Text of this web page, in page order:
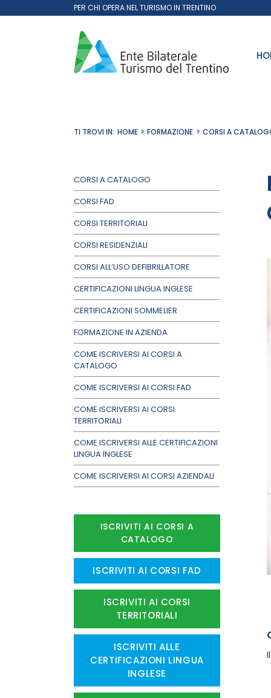
al
PER CHI OPERA NEL TURISMO IN TRENTINO
TI TROVI IN: HOME FORMAZIONE CORSI A
CORSI A CATALOGO
CORSI FAD
CORSI TERRITORIALI
CORSI RESIDENZIALI
CORSI ALL’USO DEFIBRILLATORE
CERTIFICAZIONI LINGUA INGLESE
CERTIFICAZIONI SOMMELIER
FORMAZIONE IN AZIENDA
COME ISCRIVERSI AI CORSI A
CATALOGO
COME ISCRIVERSI AI CORSI FAD
COME ISCRIVERSI AI CORSI
TERRITORIALI
COME ISCRIVERSI ALLE CERTIFICAZIONI
LINGUA INGLESE
COME ISCRIVERSI AI CORSI AZIENDALI
ISCRIVITI AI CORSI A
CATALOGO
ISCRIVITI AI CORSI FAD
ISCRIVITI AI CORSI
TERRITORIALI
ISCRIVITI ALLE
CERTIFICAZIONI LINGUA
INGLESE